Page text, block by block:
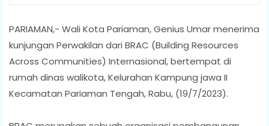
PARIAMAN,- Wali Kota Pariaman, Genius Umar menerima
kunjungan Perwakilan dari BRAC (Building Resources
Across Communities) Internasional, bertempat di
rumah dinas walikota, Kelurahan Kampung jawa II
Kecamatan Pariaman Tengah, Rabu, (19/7/2023).